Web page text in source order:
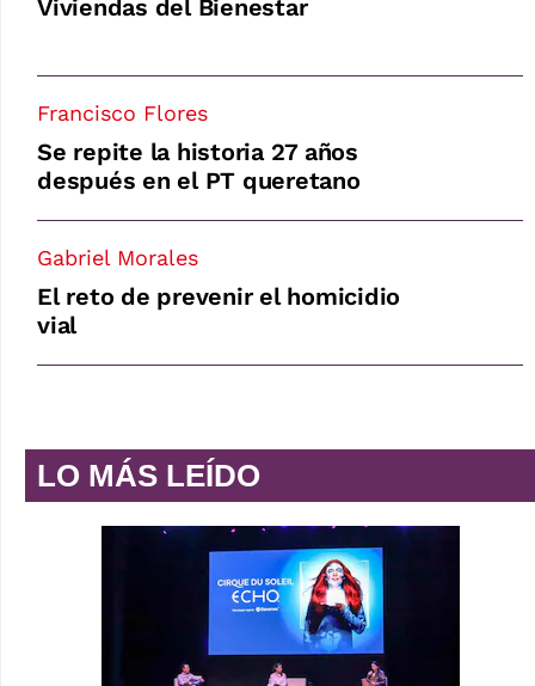
Viviendas del Bienestar
Francisco Flores
Se repite la historia 27 años
después en el PT queretano
Gabriel Morales
El reto de prevenir el homicidio
vial
LO MÁS LEÍDO